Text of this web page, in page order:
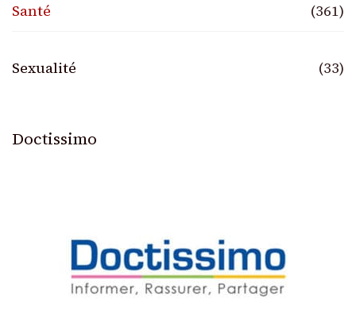
Santé (361)
Sexualité (33)
Doctissimo